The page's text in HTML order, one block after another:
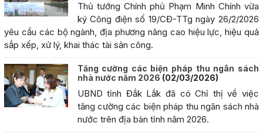
Thủ tướng Chính phủ Phạm Minh Chính vừa
ký Công điện số 19/CĐ-TTg ngày 26/2/2026
yêu cầu các bộ ngành, địa phương nâng cao hiệu lực, hiệu quả
sắp xếp, xử lý, khai thác tài sản công.
Tăng cường các biện pháp thu ngân sách
nhà nước năm 2026 (02/03/2026)
UBND tỉnh Đắk Lắk đã có Chỉ thị về việc
tăng cường các biện pháp thu ngân sách nhà
nước trên địa bàn tỉnh năm 2026.